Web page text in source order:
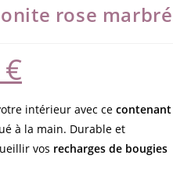
rose marbré
€
intérieur avec ce contenant
à la main. Durable et
vos recharges de bougies